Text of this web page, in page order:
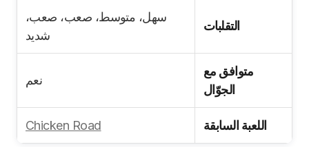
التقلبات
سهل، متوسط، صعب، صعب،
شديد
متوافق مع
الجوّال
نعم
اللعبة السابقة Chicken Road